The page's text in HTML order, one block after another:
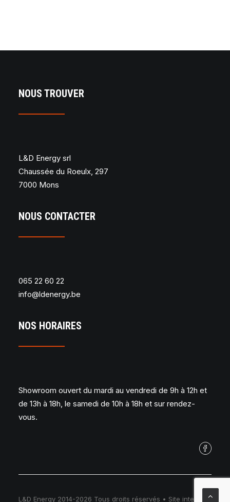
NOUS TROUVER
L&D Energy srl
Chaussée du Roeulx, 297
7000 Mons
NOUS CONTACTER
065 22 60 22
info@ldenergy.be
NOS HORAIRES
Showroom ouvert du mardi au vendredi de 9h à 12h et
de 13h à 18h, le samedi de 10h à 18h et sur rendez-
vous.
L&D Energy 2014-2026 Tous droits réservés • Site internet